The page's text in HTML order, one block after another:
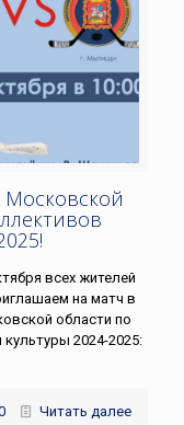
всех жителей
на матч в
области по
2024-2025:
Читать далее